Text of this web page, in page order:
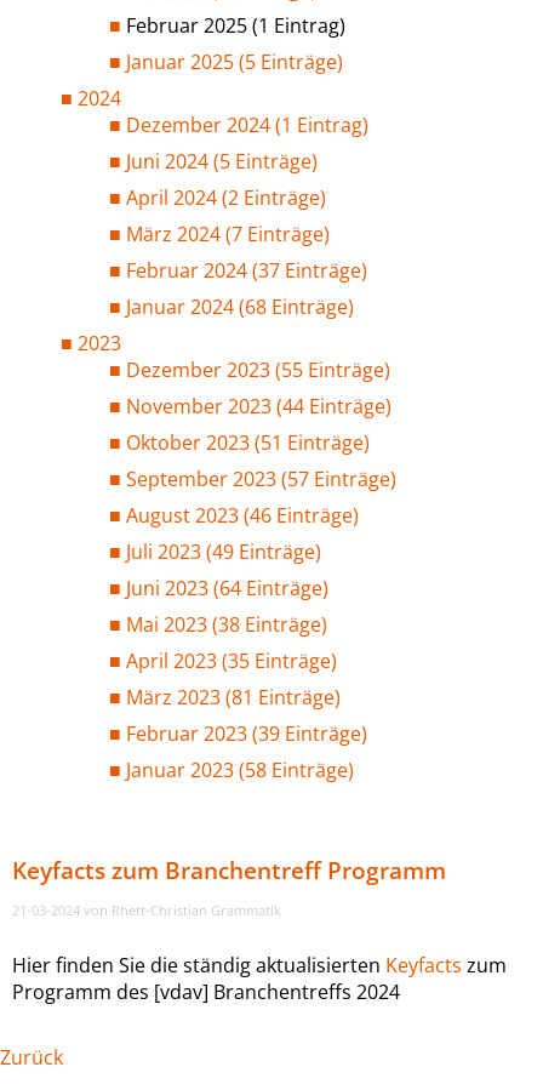
Februar 2025 (1 Eintrag)
Januar 2025 (5 Einträge)
2024
Dezember 2024 (1 Eintrag)
Juni 2024 (5 Einträge)
April 2024 (2 Einträge)
März 2024 (7 Einträge)
Februar 2024 (37 Einträge)
Januar 2024 (68 Einträge)
2023
Dezember 2023 (55 Einträge)
November 2023 (44 Einträge)
Oktober 2023 (51 Einträge)
September 2023 (57 Einträge)
August 2023 (46 Einträge)
Juli 2023 (49 Einträge)
Juni 2023 (64 Einträge)
Mai 2023 (38 Einträge)
April 2023 (35 Einträge)
März 2023 (81 Einträge)
Februar 2023 (39 Einträge)
Januar 2023 (58 Einträge)
Keyfacts zum Branchentreff Programm
21-03-2024 von Rhett-Christian Grammatik
Hier finden Sie die ständig aktualisierten Keyfacts zum
Programm des [vdav] Branchentreffs 2024
Zurück